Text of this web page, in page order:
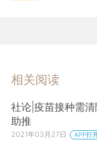
相关阅读
社论|疫苗接种需
助推
2021年03月27日 APP打